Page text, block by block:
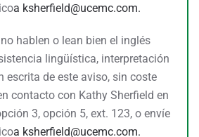
a ksherfield@ucemc.com.
hablen o lean bien el inglés
lingüística, interpretación
escrita de este aviso, sin coste
contacto con Kathy Sherfield en
3, opción 5, ext. 123, o envíe
a ksherfield@ucemc.com.